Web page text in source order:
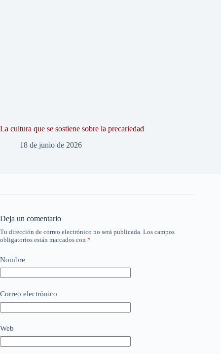
La cultura que se sostiene sobre la precariedad
18 de junio de 2026
Deja un comentario
Tu dirección de correo electrónico no será publicada. Los campos
obligatorios están marcados con *
Nombre
Correo electrónico
Web